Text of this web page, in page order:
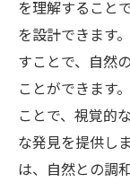
を理解すること
を設計できます
すことで、自然
ことができます
ことで、視覚的
な発見を提供し
は、自然との調